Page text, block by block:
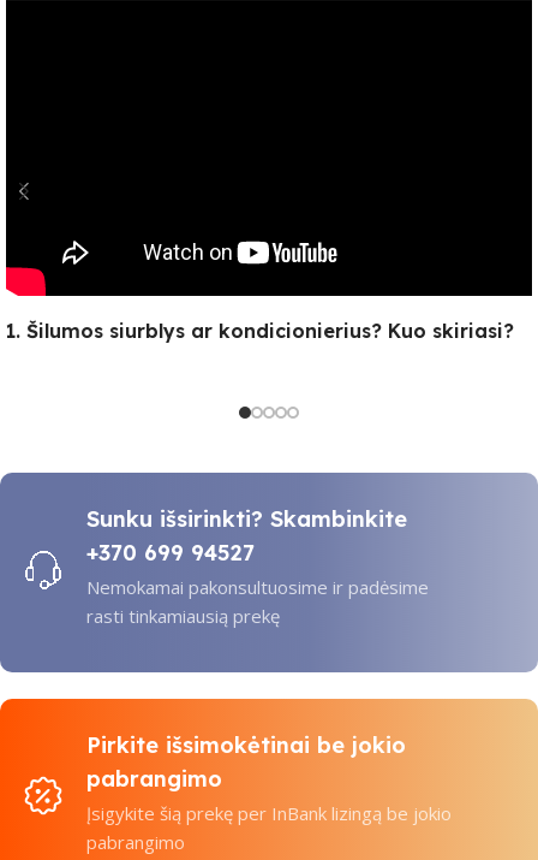
1. Šilumos siurblys ar kondicionierius? Kuo skiriasi?
Sunku išsirinkti? Skambinkite
+370 699 94527
Nemokamai pakonsultuosime ir padėsime
rasti tinkamiausią prekę
Pirkite išsimokėtinai be jokio
pabrangimo
Įsigykite šią prekę per InBank lizingą be jokio
pabrangimo